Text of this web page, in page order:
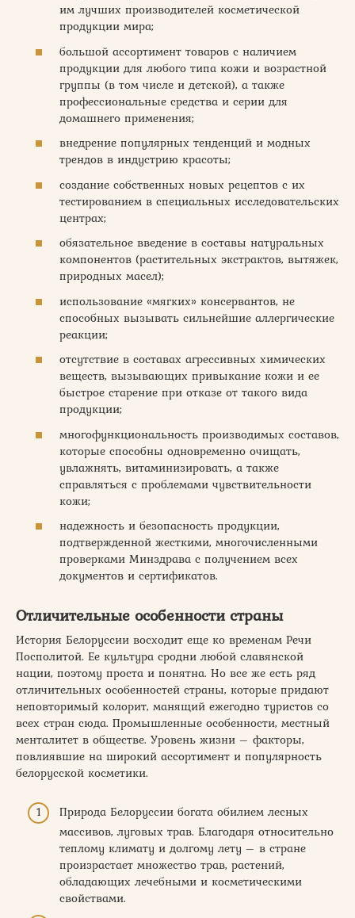
им лучших производителей косметической
продукции мира;
большой ассортимент товаров с наличием
продукции для любого типа кожи и возрастной
группы (в том числе и детской), а также
профессиональные средства и серии для
домашнего применения;
внедрение популярных тенденций и модных
трендов в индустрию красоты;
создание собственных новых рецептов с их
тестированием в специальных исследовательских
центрах;
обязательное введение в составы натуральных
компонентов (растительных экстрактов, вытяжек,
природных масел);
использование «мягких» консервантов, не
способных вызывать сильнейшие аллергические
реакции;
отсутствие в составах агрессивных химических
веществ, вызывающих привыкание кожи и ее
быстрое старение при отказе от такого вида
продукции;
многофункциональность производимых составов,
которые способны одновременно очищать,
увлажнять, витаминизировать, а также
справляться с проблемами чувствительности
кожи;
надежность и безопасность продукции,
подтвержденной жесткими, многочисленными
проверками Минздрава с получением всех
документов и сертификатов.
Отличительные особенности страны
История Белоруссии восходит еще ко временам Речи
Посполитой. Ее культура сродни любой славянской
нации, поэтому проста и понятна. Но все же есть ряд
отличительных особенностей страны, которые придают
неповторимый колорит, манящий ежегодно туристов со
всех стран сюда. Промышленные особенности, местный
менталитет в обществе. Уровень жизни – факторы,
повлиявшие на широкий ассортимент и популярность
белорусской косметики.
Природа Белоруссии богата обилием лесных
массивов, луговых трав. Благодаря относительно
теплому климату и долгому лету – в стране
произрастает множество трав, растений,
обладающих лечебными и косметическими
свойствами.